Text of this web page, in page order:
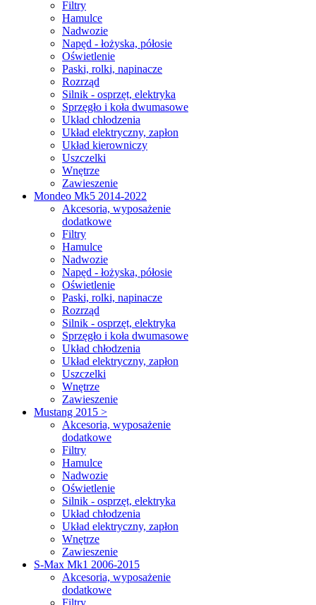
Filtry
Hamulce
Nadwozie
Napęd - łożyska, półosie
Oświetlenie
Paski, rolki, napinacze
Rozrząd
Silnik - osprzęt, elektryka
Sprzęgło i koła dwumasowe
Układ chłodzenia
Układ elektryczny, zapłon
Układ kierowniczy
Uszczelki
Wnętrze
Zawieszenie
Mondeo Mk5 2014-2022
Akcesoria, wyposażenie
dodatkowe
Filtry
Hamulce
Nadwozie
Napęd - łożyska, półosie
Oświetlenie
Paski, rolki, napinacze
Rozrząd
Silnik - osprzęt, elektryka
Sprzęgło i koła dwumasowe
Układ chłodzenia
Układ elektryczny, zapłon
Uszczelki
Wnętrze
Zawieszenie
Mustang 2015 >
Akcesoria, wyposażenie
dodatkowe
Filtry
Hamulce
Nadwozie
Oświetlenie
Silnik - osprzęt, elektryka
Układ chłodzenia
Układ elektryczny, zapłon
Wnętrze
Zawieszenie
S-Max Mk1 2006-2015
Akcesoria, wyposażenie
dodatkowe
Filtry